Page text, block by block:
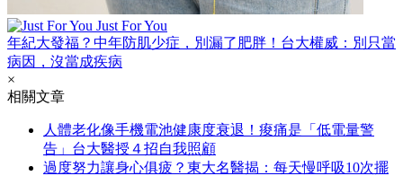
Just For You
年紀大發福？中年防肌少症，別漏了肥胖！台大權威：別只當
病因，沒當成疾病
×
相關文章
人體老化像手機電池健康度衰退！痠痛是「低電量警
告」台大醫授４招自我照顧
過度努力讓身心俱疲？東大名醫揭：每天慢呼吸10次擺